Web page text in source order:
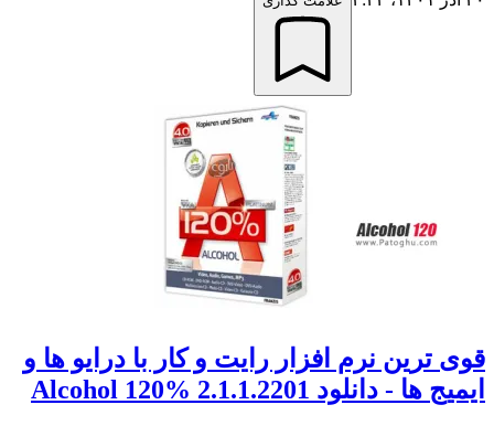
قوی ترين نرم افزار رايت و کار با درایو ها و
ایمیج ها - دانلود Alcohol 120% 2.1.1.2201